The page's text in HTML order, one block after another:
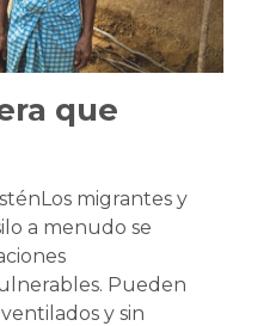
que
migrantes y
a menudo se
Pueden
y sin